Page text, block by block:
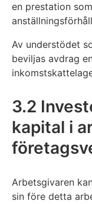
en prestation
Av understödet
beviljas avdrag
3.2
kapital i
Arbetsgivaren
sin före detta